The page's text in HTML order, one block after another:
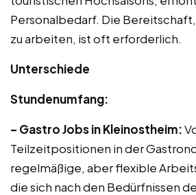
Personalbedarf. Die
zu arbeiten, ist oft erforderlich.
Unterschiede
Stundenumfang:
– Gastro Jobs in Kleinostheim:
Teilzeitpositionen in der
regelmäßige, aber flexible
die sich nach den Bedürfnissen